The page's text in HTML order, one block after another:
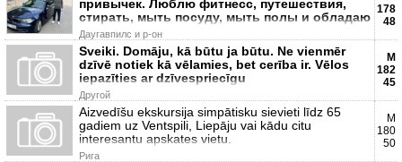
привычек. Люблю фитнесс, путешествия,
стирать, мыть посуду, мыть полы и обладаю
Даугавпилс и р-он
178
48
Sveiki. Domāju, kā būtu ja būtu. Ne vienmēr
dzīvē notiek kā vēlamies, bet cerība ir. Vēlos
iepazīties ar dzīvespriecīgu
Другой
М
182
45
Aizvedīšu ekskursija simpātisku sievieti līdz 65
gadiem uz Ventspili, Liepāju vai kādu citu
interesantu apskates vietu.
Рига
М
180
50